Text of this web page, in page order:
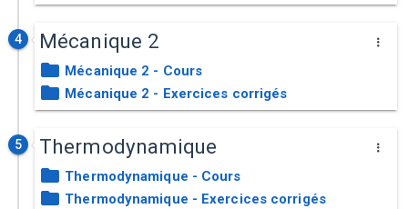
4 Mécanique 2
Mécanique 2 - Cours
Mécanique 2 - Exercices corrigés
5 Thermodynamique
Thermodynamique - Cours
Thermodynamique - Exercices corrigés